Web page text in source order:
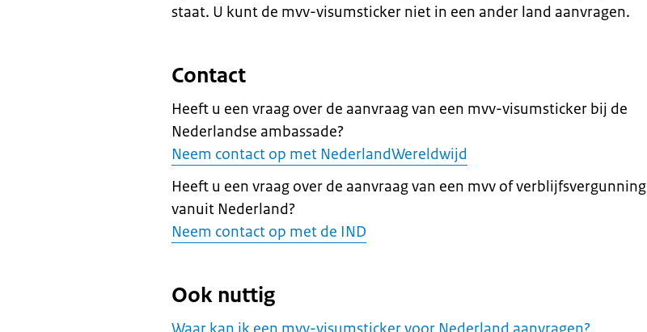
staat. U kunt de mvv-visumsticker niet in een ander land aanvragen.
Contact
Heeft u een vraag over de aanvraag van een mvv-visumsticker bij de
Nederlandse ambassade?
Neem contact op met NederlandWereldwijd
Heeft u een vraag over de aanvraag van een mvv of verblijfsvergunning
vanuit Nederland?
Neem contact op met de IND
Ook nuttig